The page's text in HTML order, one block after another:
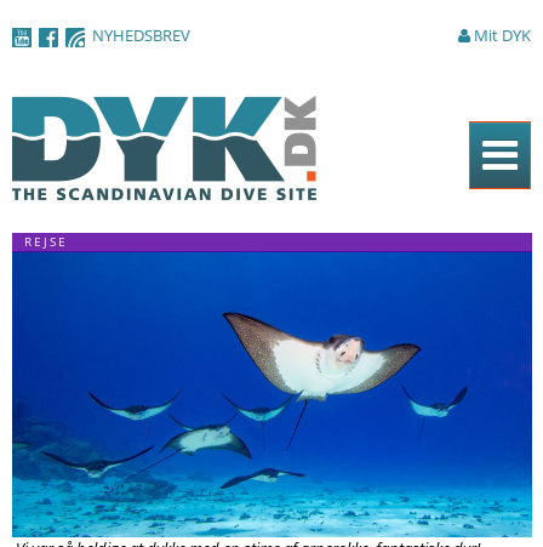
NYHEDSBREV Mit DYK
Magasinet
DYK Guiden
Shop
Om DYK
REJSE